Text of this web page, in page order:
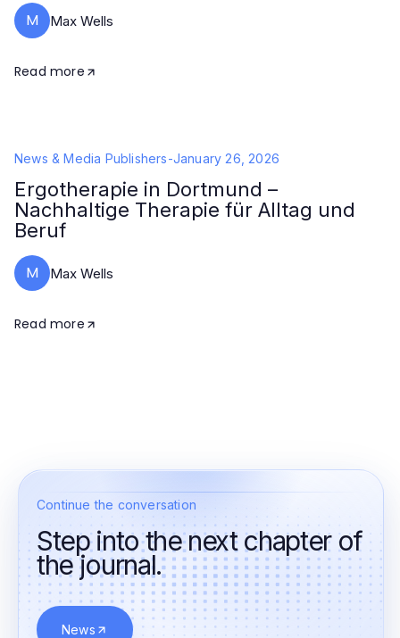
M Max Wells
Read more
News & Media Publishers-January 26, 2026
Ergotherapie in Dortmund –
Nachhaltige Therapie für Alltag und
Beruf
M Max Wells
Read more
Continue the conversation
Step into the next chapter of
the journal.
News